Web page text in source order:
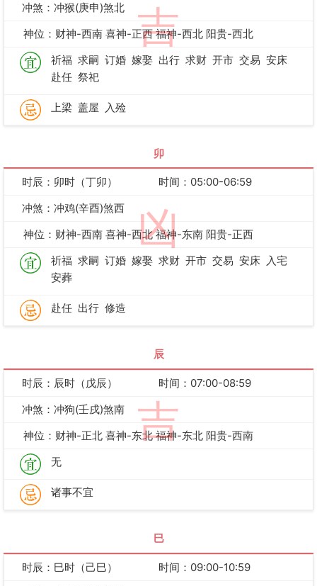
吉
冲煞：冲猴(庚申)煞北
神位：财神-西南 喜神-正西 福神-西北 阳贵-西北
祈福 求嗣 订婚 嫁娶 出行 求财 开市 交易 安床
赴任 祭祀
上梁 盖屋 入殓
卯
凶
时辰：卯时（丁卯）
时间：05:00-06:59
冲煞：冲鸡(辛酉)煞西
神位：财神-西南 喜神-西北 福神-东南 阳贵-正西
祈福 求嗣 订婚 嫁娶 求财 开市 交易 安床 入宅
安葬
赴任 出行 修造
辰
吉
时辰：辰时（戊辰）
时间：07:00-08:59
冲煞：冲狗(壬戌)煞南
神位：财神-正北 喜神-东北 福神-东北 阳贵-西南
无
诸事不宜
巳
时辰：巳时（己巳）
时间：09:00-10:59